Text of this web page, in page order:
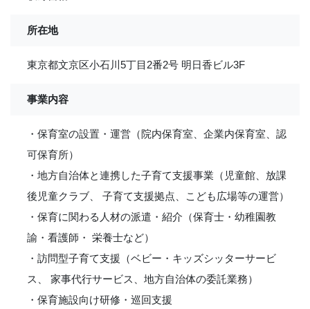
所在地
東京都文京区小石川5丁目2番2号 明日香ビル3F
事業内容
・保育室の設置・運営（院内保育室、企業内保育室、認
可保育所）
・地方自治体と連携した子育て支援事業（児童館、放課
後児童クラブ、 子育て支援拠点、こども広場等の運営）
・保育に関わる人材の派遣・紹介（保育士・幼稚園教
諭・看護師・ 栄養士など）
・訪問型子育て支援（ベビー・キッズシッターサービ
ス、 家事代行サービス、地方自治体の委託業務）
・保育施設向け研修・巡回支援